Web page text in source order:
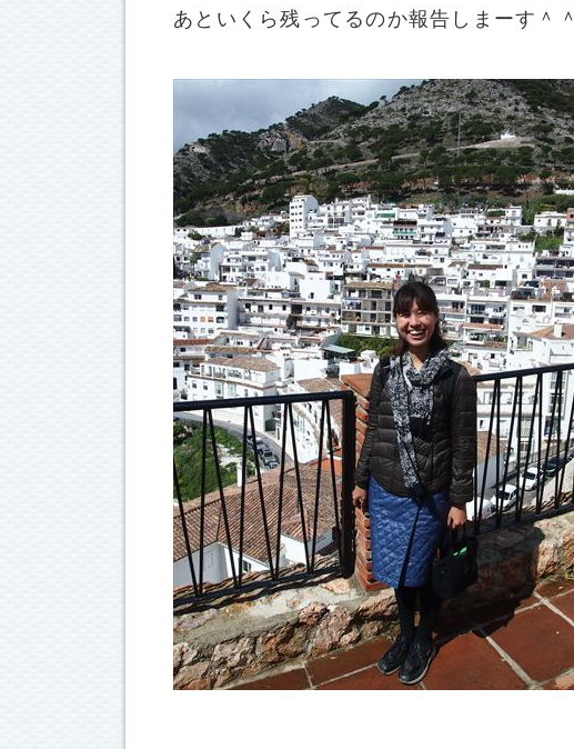
あといくら残ってるのか報告しまーす＾＾